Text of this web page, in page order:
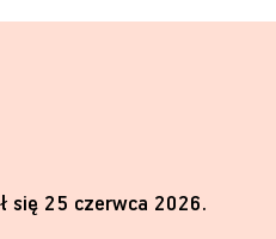
się 25 czerwca 2026.